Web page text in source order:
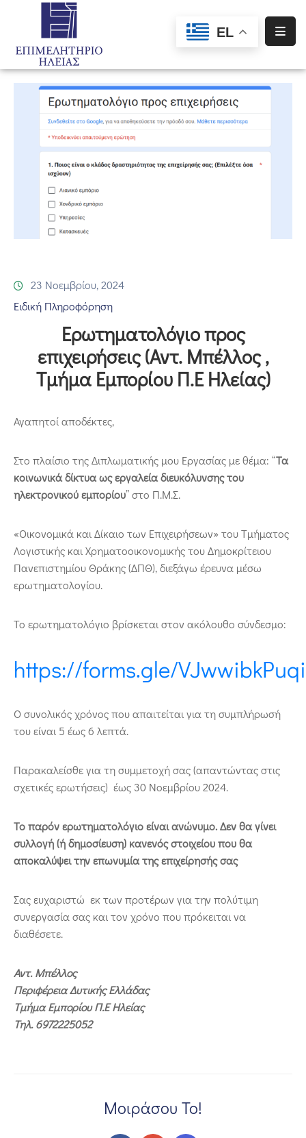
EL
Αρχική
Υπηρεσίες
Ενημέρωση
Σύλλογοι
Σωματεία
Πληροφόρηση
Χρηματοδότησης
Επικοινωνία
23 Νοεμβρίου, 2024
Ειδική Πληροφόρηση
Ερωτηματολόγιο προς
επιχειρήσεις (Αντ. Μπέλλος ,
Τμήμα Εμπορίου Π.Ε Ηλείας)
Αγαπητοί αποδέκτες,
Στο πλαίσιο της Διπλωματικής μου Εργασίας με θέμα: “Τα
κοινωνικά δίκτυα ως εργαλεία διευκόλυνσης του
ηλεκτρονικού εμπορίου” στο Π.Μ.Σ.
«Οικονομικά και Δίκαιο των Επιχειρήσεων» του Τμήματος
Λογιστικής και Χρηματοοικονομικής του Δημοκρίτειου
Πανεπιστημίου Θράκης (ΔΠΘ), διεξάγω έρευνα μέσω
ερωτηματολογίου.
Το ερωτηματολόγιο βρίσκεται στον ακόλουθο σύνδεσμο:
https://forms.gle/
O συνολικός χρόνος που απαιτείται για τη συμπλήρωσή
του είναι 5 έως 6 λεπτά.
Παρακαλείσθε για τη συμμετοχή σας (απαντώντας στις
σχετικές ερωτήσεις) έως 30 Νοεμβρίου 2024.
Το παρόν ερωτηματολόγιο είναι ανώνυμο. Δεν θα γίνει
συλλογή (ή δημοσίευση) κανενός στοιχείου που θα
αποκαλύψει την επωνυμία της επιχείρησής σας
Σας ευχαριστώ εκ των προτέρων για την πολύτιμη
συνεργασία σας και τον χρόνο που πρόκειται να
διαθέσετε.
Αντ. Μπέλλος
Περιφέρεια Δυτικής Ελλάδας
Τμήμα Εμπορίου Π.Ε Ηλείας
Τηλ. 6972225052
Μοιράσου Το!